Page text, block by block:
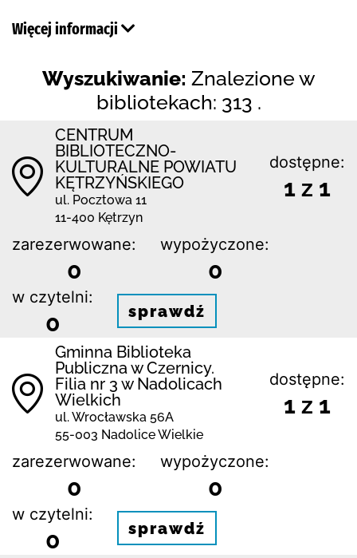
Więcej informacji
Wyszukiwanie: Znalezione w
bibliotekach: 313 .
CENTRUM
BIBLIOTECZNO-
KULTURALNE POWIATU
KĘTRZYŃSKIEGO
ul. Pocztowa 11
11-400 Kętrzyn
dostępne:
1 z 1
zarezerwowane:
0
wypożyczone:
0
w czytelni:
0 sprawdź
Gminna Biblioteka
Publiczna w Czernicy.
Filia nr 3 w Nadolicach
Wielkich
ul. Wrocławska 56A
55-003 Nadolice Wielkie
dostępne:
1 z 1
zarezerwowane:
0
wypożyczone:
0
w czytelni:
0 sprawdź